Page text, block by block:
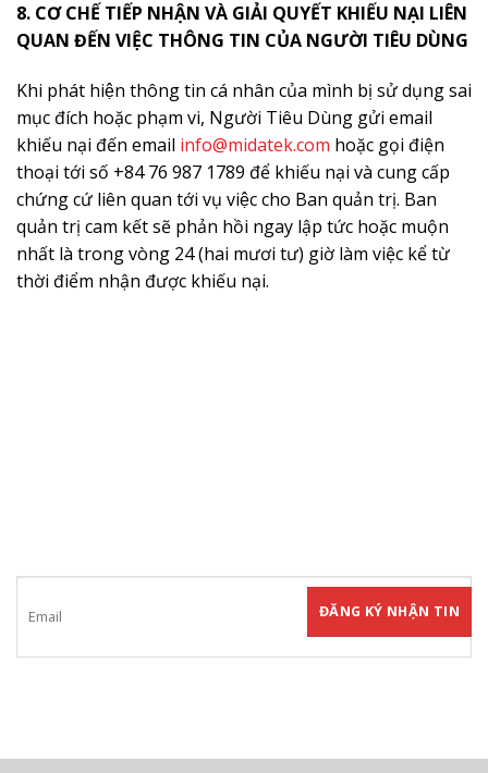
8. CƠ CHẾ TIẾP NHẬN VÀ GIẢI QUYẾT KHIẾU NẠI LIÊN
QUAN ĐẾN VIỆC THÔNG TIN CỦA NGƯỜI TIÊU DÙNG
Khi phát hiện thông tin cá nhân của mình bị sử dụng sai
mục đích hoặc phạm vi, Người Tiêu Dùng gửi email
khiếu nại đến email info@midatek.com hoặc gọi điện
thoại tới số +84 76 987 1789 để khiếu nại và cung cấp
chứng cứ liên quan tới vụ việc cho Ban quản trị. Ban
quản trị cam kết sẽ phản hồi ngay lập tức hoặc muộn
nhất là trong vòng 24 (hai mươi tư) giờ làm việc kể từ
thời điểm nhận được khiếu nại.